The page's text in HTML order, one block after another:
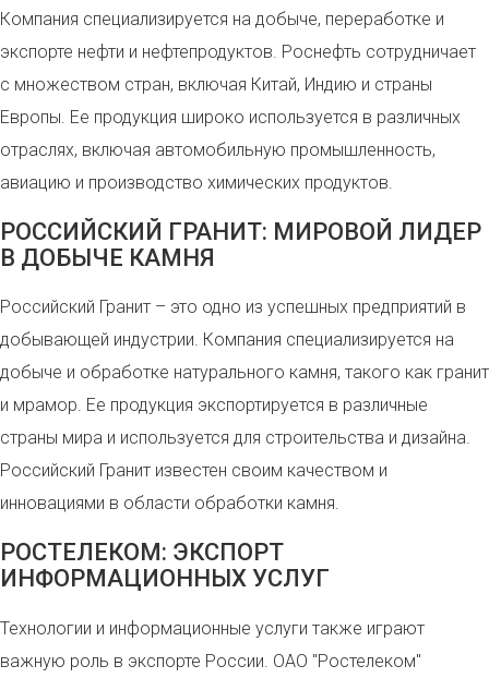
Компания специализируется на добыче, переработке и
экспорте нефти и нефтепродуктов. Роснефть сотрудничает
с множеством стран, включая Китай, Индию и страны
Европы. Ее продукция широко используется в различных
отраслях, включая автомобильную промышленность,
авиацию и производство химических продуктов.
РОССИЙСКИЙ ГРАНИТ: МИРОВОЙ ЛИДЕР
В ДОБЫЧЕ КАМНЯ
Российский Гранит – это одно из успешных предприятий в
добывающей индустрии. Компания специализируется на
добыче и обработке натурального камня, такого как гранит
и мрамор. Ее продукция экспортируется в различные
страны мира и используется для строительства и дизайна.
Российский Гранит известен своим качеством и
инновациями в области обработки камня.
РОСТЕЛЕКОМ: ЭКСПОРТ
ИНФОРМАЦИОННЫХ УСЛУГ
Технологии и информационные услуги также играют
важную роль в экспорте России. ОАО "Ростелеком"